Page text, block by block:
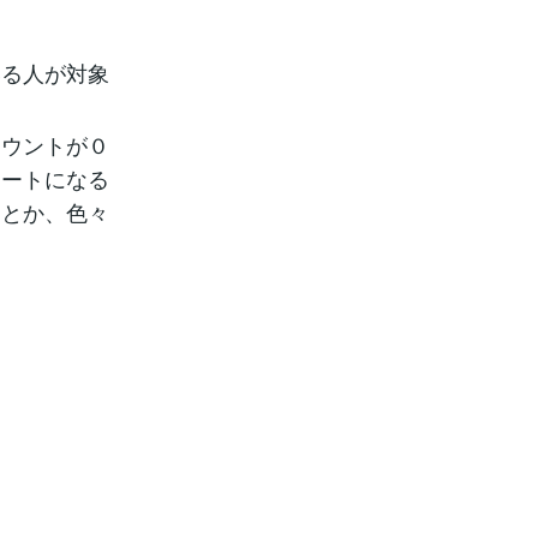
人が対象
ントが０
トになる
か、色々